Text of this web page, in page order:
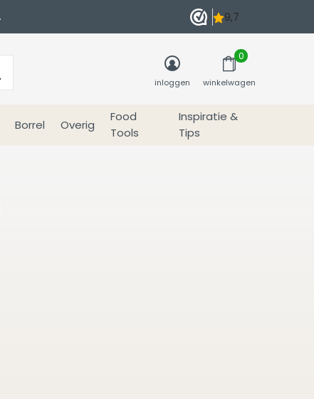
Borrel Overig
Food
Tools
Inspiratie &
Tips
inloggen winkelwagen
0